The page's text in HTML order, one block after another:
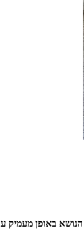
באופן מעמיק